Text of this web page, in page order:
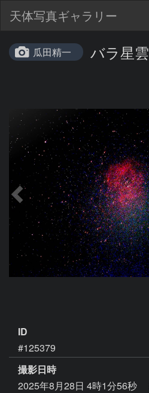
天体写真ギャラリー
瓜田精一 バラ星雲
ID
#125379
撮影日時
2025年8月28日 4時1分56秒